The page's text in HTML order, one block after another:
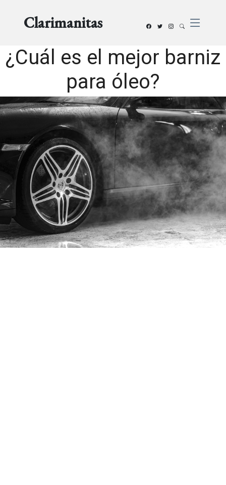
Clarimanitas
¿Cuál es el mejor barniz
para óleo?